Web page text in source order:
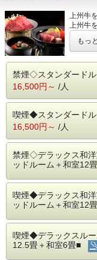
上州牛
上州牛
↓贅沢
・ビー
・ヒレ
・すき
お食事
群馬の
海の物
※ご人
【ご朝
ホール
食や、
(ビュッ
開場時
【温泉
塩化物
もっ
禁煙◇スタンダード
16,500円～ /人
喫煙◆スタンダード
16,500円～ /人
禁煙◇デラックス和
ッドルーム＋和室12
喫煙◆デラックス和
ッドルーム＋和室12
喫煙◆デラックスル
12.5畳＋和室6畳■